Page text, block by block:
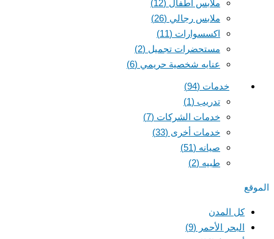
ملابس أطفال (12)
ملابس رجالي (26)
اكسسوارات (11)
مستحضرات تجميل (2)
عنايه شخصية حريمي (6)
خدمات (94)
تدريب (1)
خدمات الشركات (7)
خدمات أخرى (33)
صيانه (51)
طبيه (2)
الموقع
كل المدن
البحر الأحمر (9)